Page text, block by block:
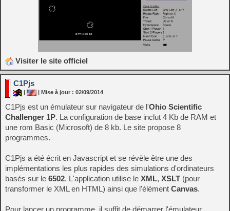
Visiter le site officiel
C1Pjs
| | Mise à jour : 02/09/2014
C1Pjs est un émulateur sur navigateur de l'Ohio Scientific
Challenger 1P. La configuration de base inclut 4 Kb de RAM et
une rom Basic (Microsoft) de 8 kb. Le site propose 8
programmes.
C1Pjs a été écrit en Javascript et se révèle être une des
implémentations les plus rapides des simulations d'ordinateurs
basés sur le 6502. L'application utilise le XML, XSLT (pour
transformer le XML en HTML) ainsi que l'élément Canvas.
Pour lancer un programme, il suffit de démarrer l'émulateur